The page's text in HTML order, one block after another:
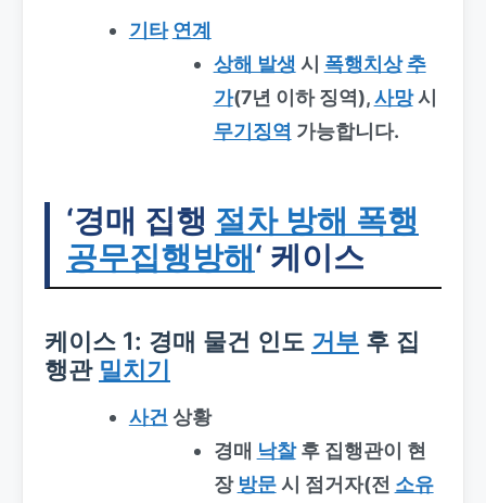
기타 연계
상해 발생 시 폭행치상 추
가(7년 이하 징역),사망시
무기징역 가능합니다.
‘경매 집행 절차 방해 폭행
공무집행방해‘ 케이스
케이스 1: 경매 물건 인도 거부 후 집
행관 밀치기
사건 상황
경매 낙찰후 집행관이 현
장 방문시 점거자(전 소유